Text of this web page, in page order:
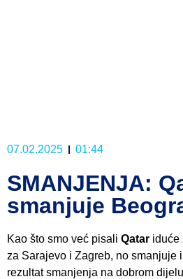
07.02.2025 01:44
SMANJENJA:
smanjuje
Kao što smo već pisali Qatar iduće
za Sarajevo i Zagreb, no smanjuje
rezultat smanjenja na dobrom